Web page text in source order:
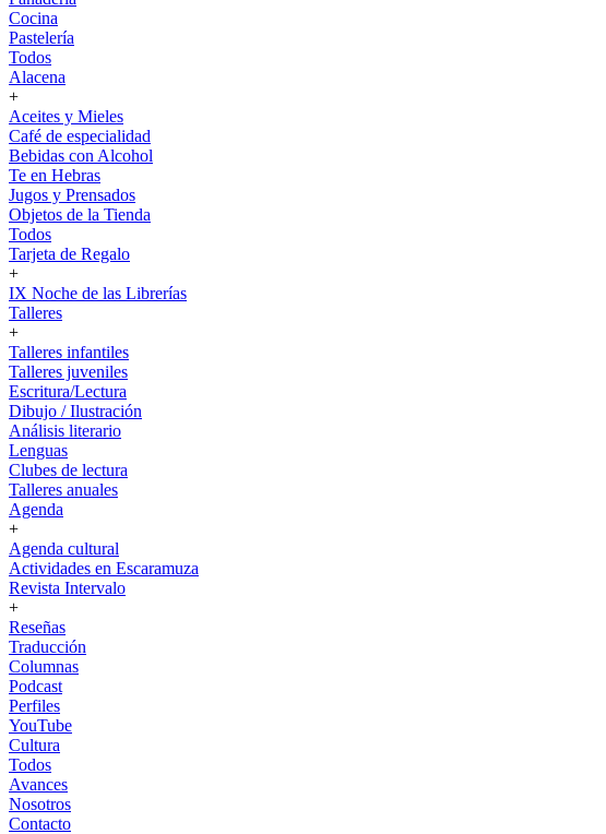
Cocina
Pastelería
Todos
Alacena
+
Aceites y Mieles
Café de especialidad
Bebidas con Alcohol
Te en Hebras
Jugos y Prensados
Objetos de la Tienda
Todos
Tarjeta de Regalo
+
IX Noche de las Librerías
Talleres
+
Talleres infantiles
Talleres juveniles
Escritura/Lectura
Dibujo / Ilustración
Análisis literario
Lenguas
Clubes de lectura
Talleres anuales
Agenda
+
Agenda cultural
Actividades en Escaramuza
Revista Intervalo
+
Reseñas
Traducción
Columnas
Podcast
Perfiles
YouTube
Cultura
Todos
Avances
Nosotros
Contacto